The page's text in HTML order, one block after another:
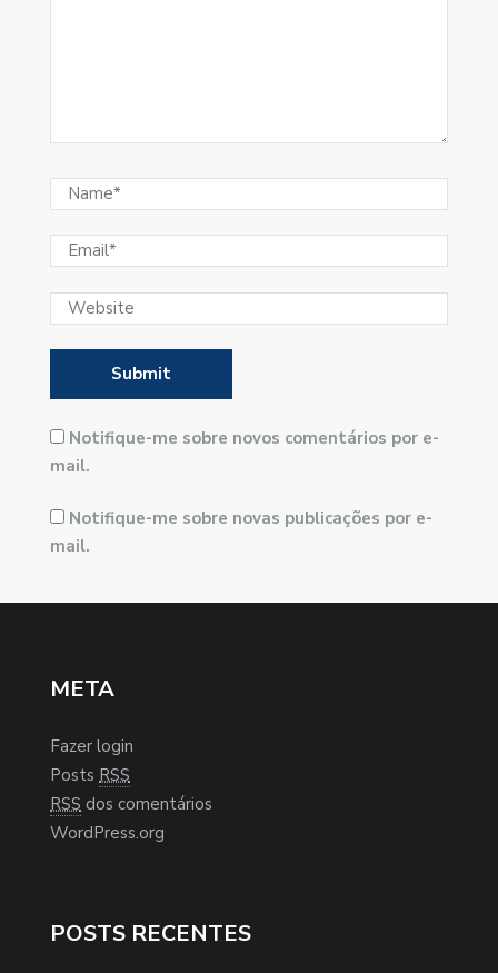
Notifique-me sobre novos comentários por e-
mail.
Notifique-me sobre novas publicações por e-
mail.
META
Fazer login
Posts RSS
RSS dos comentários
WordPress.org
POSTS RECENTES